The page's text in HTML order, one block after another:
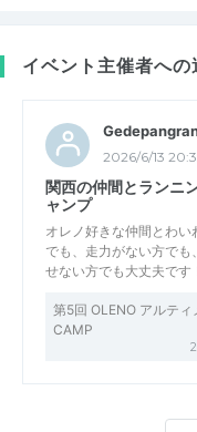
イベント主催者へ
2026/6/13
関西の仲間とランニ
ャンプ
オレノ好きな仲間とわい
でも、走力がない方でも
せない方でも大丈夫で
第5回 OLENO アルテ
CAMP